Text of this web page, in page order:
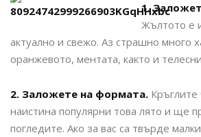
1.
Жълтото е
актуално и свежо. Аз страшно много
оранжевото, ментата, както и
2. Заложете на формата.
наистина популярни това лято и ще
погледите. Ако за вас са твърде